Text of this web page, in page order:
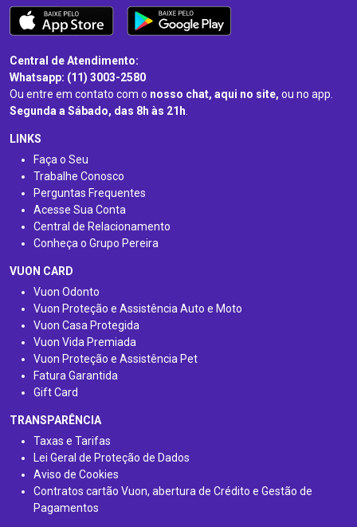
Central de Atendimento:
Whatsapp: (11) 3003-2580
Ou entre em contato com o nosso chat, aqui no site, ou no app.
Segunda a Sábado, das 8h às 21h.
LINKS
Faça o Seu
Trabalhe Conosco
Perguntas Frequentes
Acesse Sua Conta
Central de Relacionamento
Conheça o Grupo Pereira
VUON CARD
Vuon Odonto
Vuon Proteção e Assistência Auto e Moto
Vuon Casa Protegida
Vuon Vida Premiada
Vuon Proteção e Assistência Pet
Fatura Garantida
Gift Card
TRANSPARÊNCIA
Taxas e Tarifas
Lei Geral de Proteção de Dados
Aviso de Cookies
Contratos cartão Vuon, abertura de Crédito e Gestão de
Pagamentos